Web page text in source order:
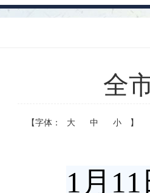
全
【字体： 大 中 小 】
1月